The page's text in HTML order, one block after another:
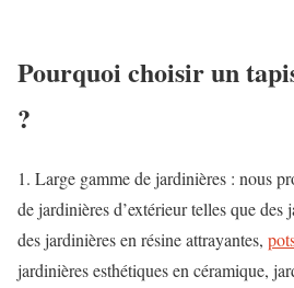
Pourquoi choisir un
?
1. Large gamme de jardinières : nous
de jardinières d’extérieur telles que des
des jardinières en résine attrayantes,
jardinières esthétiques en céramique,